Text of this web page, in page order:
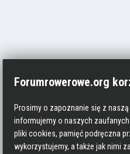
Forumrowerowe.org
Prosimy o zapoznanie się z
informujemy o naszych
pliki cookies, pamięć podręczna
wykorzystujemy, a także jak nimi